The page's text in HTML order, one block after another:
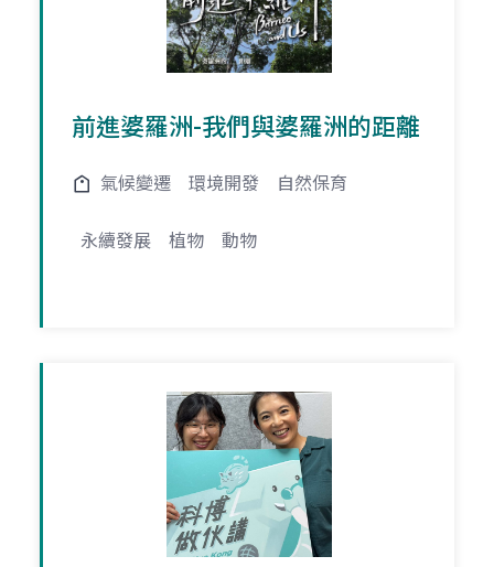
前進婆羅洲-我們與婆羅洲的距離
氣候變遷 環境開發 自然保育
永續發展 植物 動物